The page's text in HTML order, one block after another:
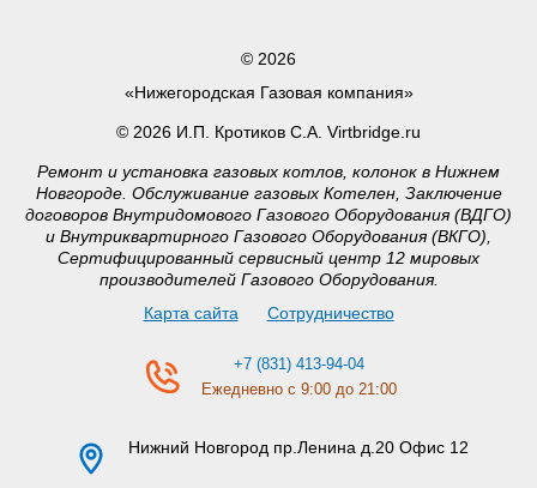
© 2026
«Нижегородская Газовая компания»
© 2026 И.П. Кротиков С.А. Virtbridge.ru
Ремонт и установка газовых котлов, колонок в Нижнем
Новгороде. Обслуживание газовых Котелен, Заключение
договоров Внутридомового Газового Оборудования (ВДГО)
и Внутриквартирного Газового Оборудования (ВКГО),
Сертифицированный сервисный центр 12 мировых
производителей Газового Оборудования.
Карта сайта
Сотрудничество
+7 (831) 413-94-04
Ежедневно с 9:00 до 21:00
Нижний Новгород пр.Ленина д.20 Офис 12